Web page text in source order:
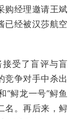
购经理邀请王斌
已经被汉莎航空
受了盲评与盲
竞争对手中杀出
“鲟龙一号”鲟鱼
名。再后来，鲟